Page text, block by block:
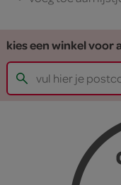
kies een winkel voor